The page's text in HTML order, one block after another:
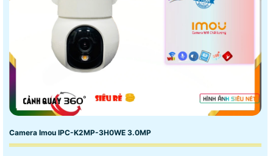
Camera Imou IPC-K2MP-3H0WE 3.0MP